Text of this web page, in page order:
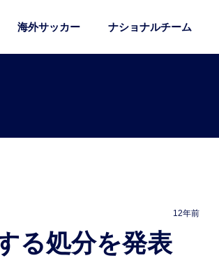
海外サッカー ナショナルチーム
12年前
る処分を発表